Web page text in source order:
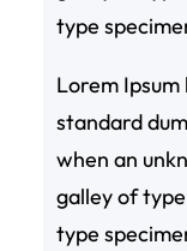
type
Lorem
standard
when an
galley of
type